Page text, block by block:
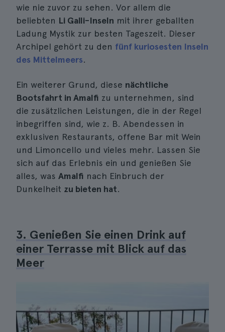
wie nie zuvor zu sehen. Vor allem die
beliebten Li Galli-Inseln mit ihrer geballten
Ladung Mystik zur besten Tageszeit. Dieser
Archipel gehört zu den fünf kuriosesten Inseln
des Mittelmeers.
Ein weiterer Grund, diese nächtliche
Bootsfahrt in Amalfi zu unternehmen, sind
die zusätzlichen Leistungen, die in der Regel
inbegriffen sind, wie z. B. Abendessen in
exklusiven Restaurants, offene Bar mit Wein
und Limoncello und vieles mehr. Lassen Sie
sich auf das Erlebnis ein und genießen Sie
alles, was Amalfi nach Einbruch der
Dunkelheit zu bieten hat.
3. Genießen Sie einen Drink auf
einer Terrasse mit Blick auf das
Meer